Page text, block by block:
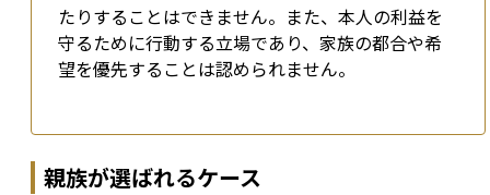
たりすることはできません。また、本人の利益を
守るために行動する立場であり、家族の都合や希
望を優先することは認められません。
親族が選ばれるケース